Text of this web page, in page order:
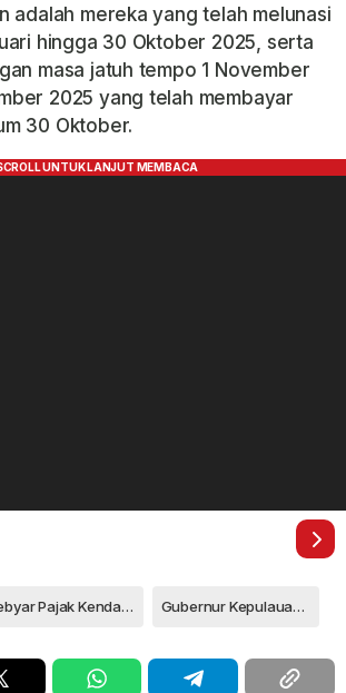
adalah mereka yang telah melunasi
hingga 30 Oktober 2025, serta
masa jatuh tempo 1 November
2025 yang telah membayar
30 Oktober.
Gebyar Pajak Kendaraan Bermotor 2025 Gubernur Kepulauan Riau